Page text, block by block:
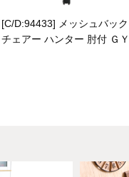
[C/D:94433] メッシュバック
チェアー ハンター 肘付 ＧＹ